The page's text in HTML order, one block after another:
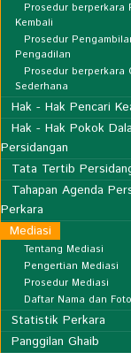
Prosedur berperkara
Kembali
Prosedur
Pengadilan
Prosedur berperkara
Sederhana
Hak - Hak Pencari
Hak - Hak Pokok
Persidangan
Tata Tertib
Tahapan Agenda
Perkara
Mediasi
Tentang Mediasi
Pengertian Mediasi
Prosedur Mediasi
Daftar Nama dan
Statistik Perkara
Panggilan Ghaib